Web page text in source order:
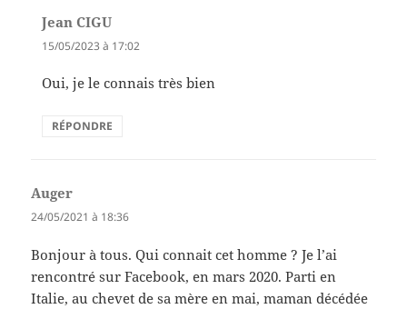
Jean CIGU
15/05/2023 à 17:02
Oui, je le connais très bien
RÉPONDRE
Auger
24/05/2021 à 18:36
Bonjour à tous. Qui connait cet homme ? Je l’ai
rencontré sur Facebook, en mars 2020. Parti en
Italie, au chevet de sa mère en mai, maman décédée